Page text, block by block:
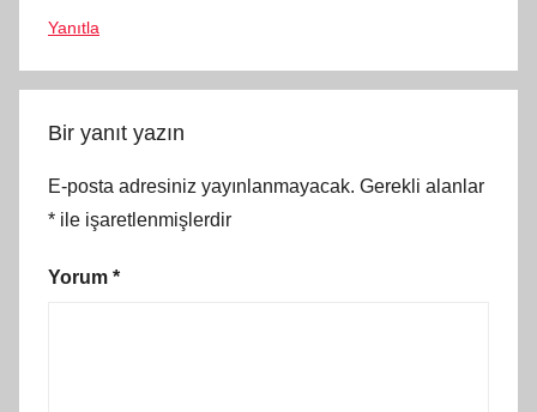
Yanıtla
Bir yanıt yazın
E-posta adresiniz yayınlanmayacak. Gerekli alanlar
* ile işaretlenmişlerdir
Yorum *